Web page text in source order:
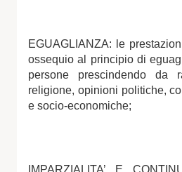
EGUAGLIANZA: le
ossequio al principio di
persone prescindendo da
religione, opinioni politiche,
e socio-economiche;
IMPARZIALITA’ E